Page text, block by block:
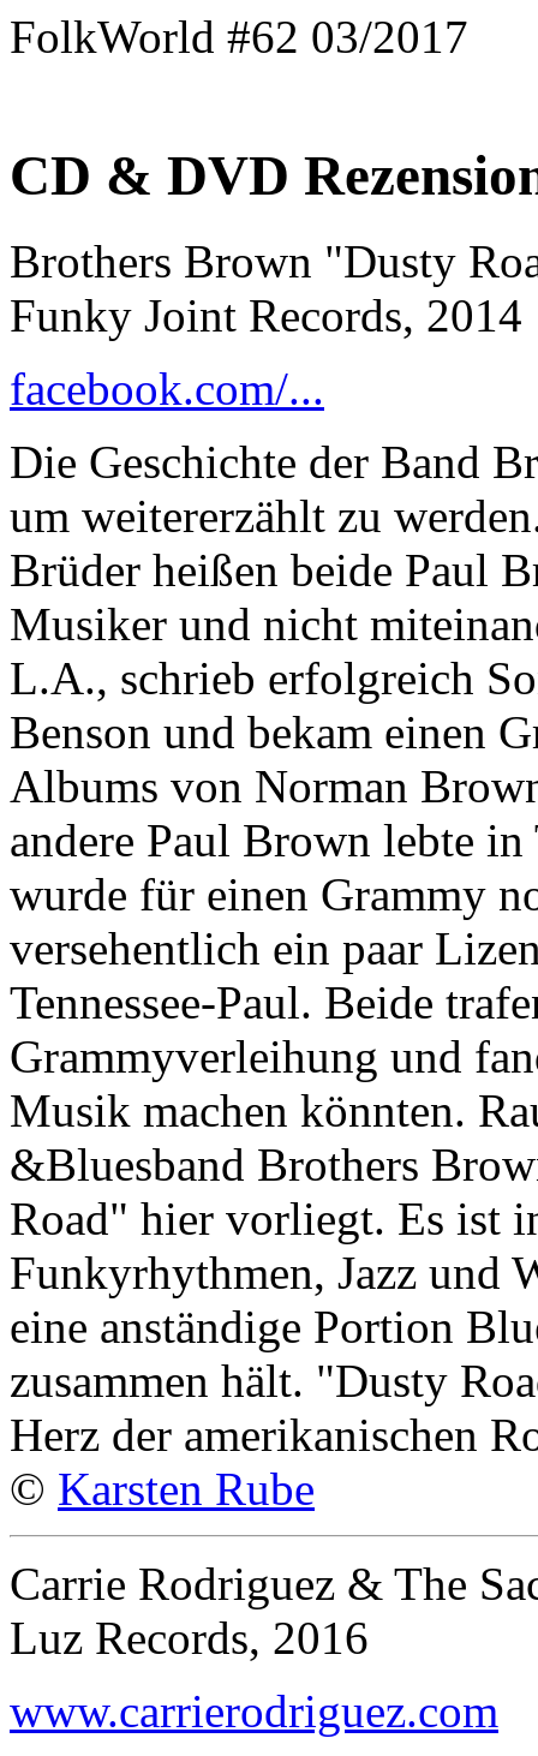
FolkWorld #62 03/2017
CD & DVD
Brothers Brown "Dusty
Funky Joint Records, 2014
facebook.com/...
Die Geschichte der Band
um weitererzählt zu
Brüder heißen beide Paul
Musiker und nicht
L.A., schrieb erfolgreich
Benson und bekam einen
Albums von Norman
andere Paul Brown lebte
wurde für einen Grammy
versehentlich ein paar
Tennessee-Paul. Beide
Grammyverleihung und
Musik machen könnten.
&Bluesband Brothers
Road" hier vorliegt. Es ist
Funkyrhythmen, Jazz und
eine anständige Portion
zusammen hält. "Dusty
Herz der amerikanischen
© Karsten Rube
Carrie Rodriguez & The
Luz Records, 2016
www.carrierodriguez.com